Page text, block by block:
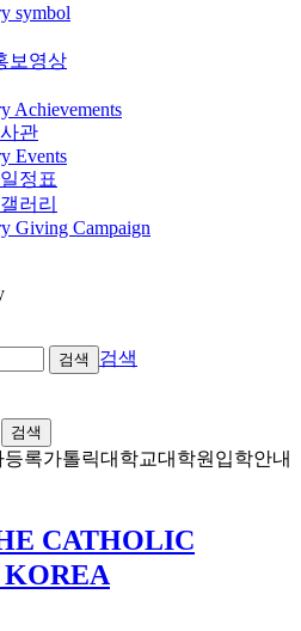
symbol
보영상
Achievements
관
Events
정표
러리
Giving Campaign
검색
검색
검색
등록가톨릭대학교대학원입학안내